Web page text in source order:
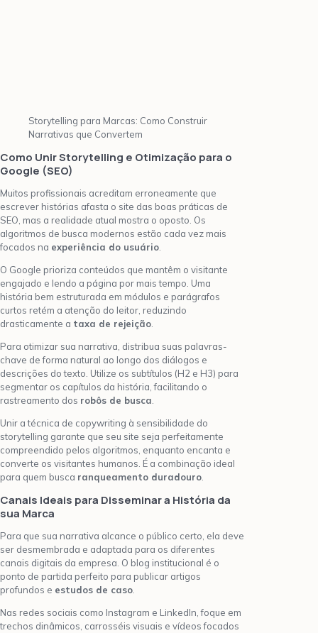
Storytelling para Marcas: Como Construir
Narrativas que Convertem
Como Unir Storytelling e Otimização para o
Google (SEO)
Muitos profissionais acreditam erroneamente que
escrever histórias afasta o site das boas práticas de
SEO, mas a realidade atual mostra o oposto. Os
algoritmos de busca modernos estão cada vez mais
focados na experiência do usuário
O Google prioriza conteúdos que mantêm o visitante
engajado e lendo a página por mais tempo. Uma
história bem estruturada em módulos e parágrafos
curtos retém a atenção do leitor, reduzindo
drasticamente a taxa de rejeição
Para otimizar sua narrativa, distribua suas palavras-
chave de forma natural ao longo dos diálogos e
descrições do texto. Utilize os subtítulos (H2 e H3) para
segmentar os capítulos da história, facilitando o
rastreamento dos robôs de busca
Unir a técnica de copywriting à sensibilidade do
storytelling garante que seu site seja perfeitamente
compreendido pelos algoritmos, enquanto encanta e
converte os visitantes humanos. É a combinação ideal
para quem busca ranqueamento duradouro
Canais Ideais para Disseminar a História da
sua Marca
Para que sua narrativa alcance o público certo, ela deve
ser desmembrada e adaptada para os diferentes
canais digitais da empresa. O blog institucional é o
ponto de partida perfeito para publicar artigos
profundos e estudos de caso
Nas redes sociais como Instagram e LinkedIn, foque em
trechos dinâmicos, carrosséis visuais e vídeos focados